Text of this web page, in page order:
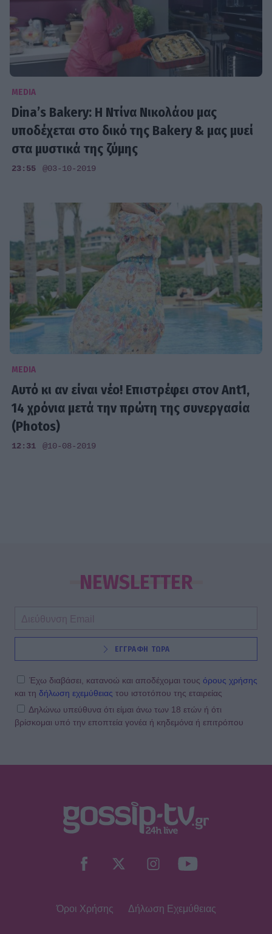
MEDIA
Dina’s Bakery: Η Ντίνα Νικολάου μας
υποδέχεται στο δικό της Bakery & μας μυεί
στα μυστικά της ζύμης
23:55 @03-10-2019
MEDIA
Αυτό κι αν είναι νέο! Επιστρέφει στον Ant1,
14 χρόνια μετά την πρώτη της συνεργασία
(Photos)
12:31 @10-08-2019
NEWSLETTER
ΕΓΓΡΑΦΗ ΤΩΡΑ
Έχω διαβάσει, κατανοώ και αποδέχομαι τους όρους χρήσης
και τη δήλωση εχεμύθειας του ιστοτόπου της εταιρείας
Δηλώνω υπεύθυνα ότι είμαι άνω των 18 ετών ή ότι
βρίσκομαι υπό την εποπτεία γονέα ή κηδεμόνα ή επιτρόπου
Όροι Χρήσης Δήλωση Εχεμύθειας